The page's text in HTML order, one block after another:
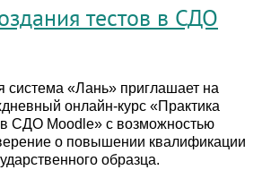
тестов в СДО
система «Лань» приглашает на
онлайн-курс «Практика
в СДО Moodle» с возможностью
о повышении квалификации
образца.